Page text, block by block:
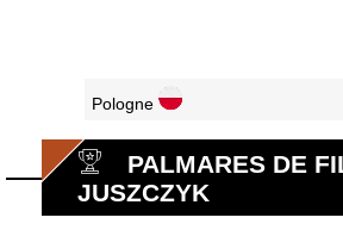
Pologne
PALMARES DE
JUSZCZYK